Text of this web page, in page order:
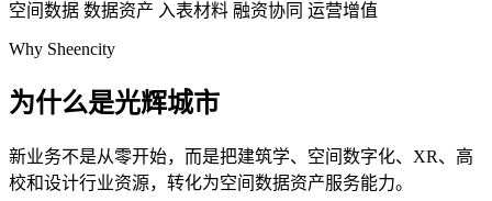
空间数据 数据资产 入表材料 融资协同 运营增值
Why Sheencity
为什么是光辉城市
新业务不是从零开始，而是把建筑学、空间数字化、XR、高
校和设计行业资源，转化为空间数据资产服务能力。